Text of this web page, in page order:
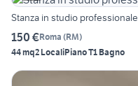
Stanza in studio professionale
150 €Roma (RM)
44 mq2 LocaliPiano T1 Bagno